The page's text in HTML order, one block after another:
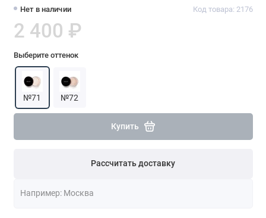
Нет в наличии Код товара: 2176
2 400 ₽
Выберите оттенок
№71 №72
Купить
Рассчитать доставку